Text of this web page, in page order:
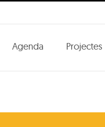
Agenda Projectes